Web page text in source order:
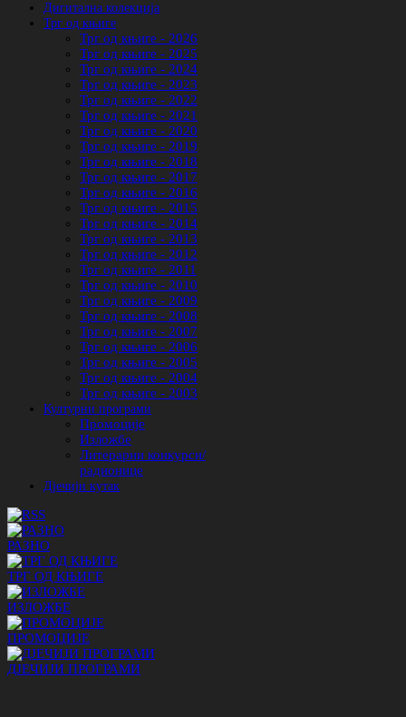
Дигитална колекција
Трг од књиге
Трг од књиге - 2026
Трг од књиге - 2025
Трг од књиге - 2024
Трг од књиге - 2023
Трг од књиге - 2022
Трг од књиге - 2021
Трг од књиге - 2020
Трг од књиге - 2019
Трг од књиге - 2018
Трг од књиге - 2017
Трг од књиге - 2016
Трг од књиге - 2015
Трг од књиге - 2014
Трг од књиге - 2013
Трг од књиге - 2012
Трг од књиге - 2011
Трг од књиге - 2010
Трг од књиге - 2009
Трг од књиге - 2008
Трг од књиге - 2007
Трг од књиге - 2006
Трг од књиге - 2005
Трг од књиге - 2004
Трг од књиге - 2003
Културни програми
Промоције
Изложбе
Литерарни конкурси/
радионице
Дјечији кутак
РАЗНО
ТРГ ОД КЊИГЕ
ИЗЛОЖБЕ
ПРОМОЦИЈЕ
ДЈЕЧИЈИ ПРОГРАМИ